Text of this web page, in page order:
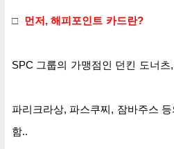
□ 먼저, 해피포인트 카드란?
SPC 그룹의 가맹점인 던킨 도너
파리크라상, 파스쿠찌, 잠바주스
함..